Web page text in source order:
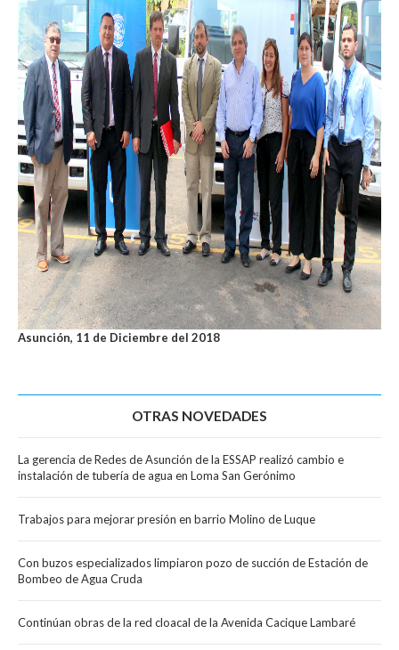
Asunción, 11 de Diciembre del 2018
OTRAS NOVEDADES
La gerencia de Redes de Asunción de la ESSAP realizó cambio e
instalación de tubería de agua en Loma San Gerónimo
Trabajos para mejorar presión en barrio Molino de Luque
Con buzos especializados limpiaron pozo de succión de Estación de
Bombeo de Agua Cruda
Continúan obras de la red cloacal de la Avenida Cacique Lambaré